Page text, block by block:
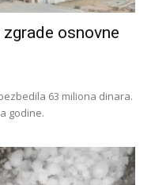
osnovne
63 miliona dinara.
godine.